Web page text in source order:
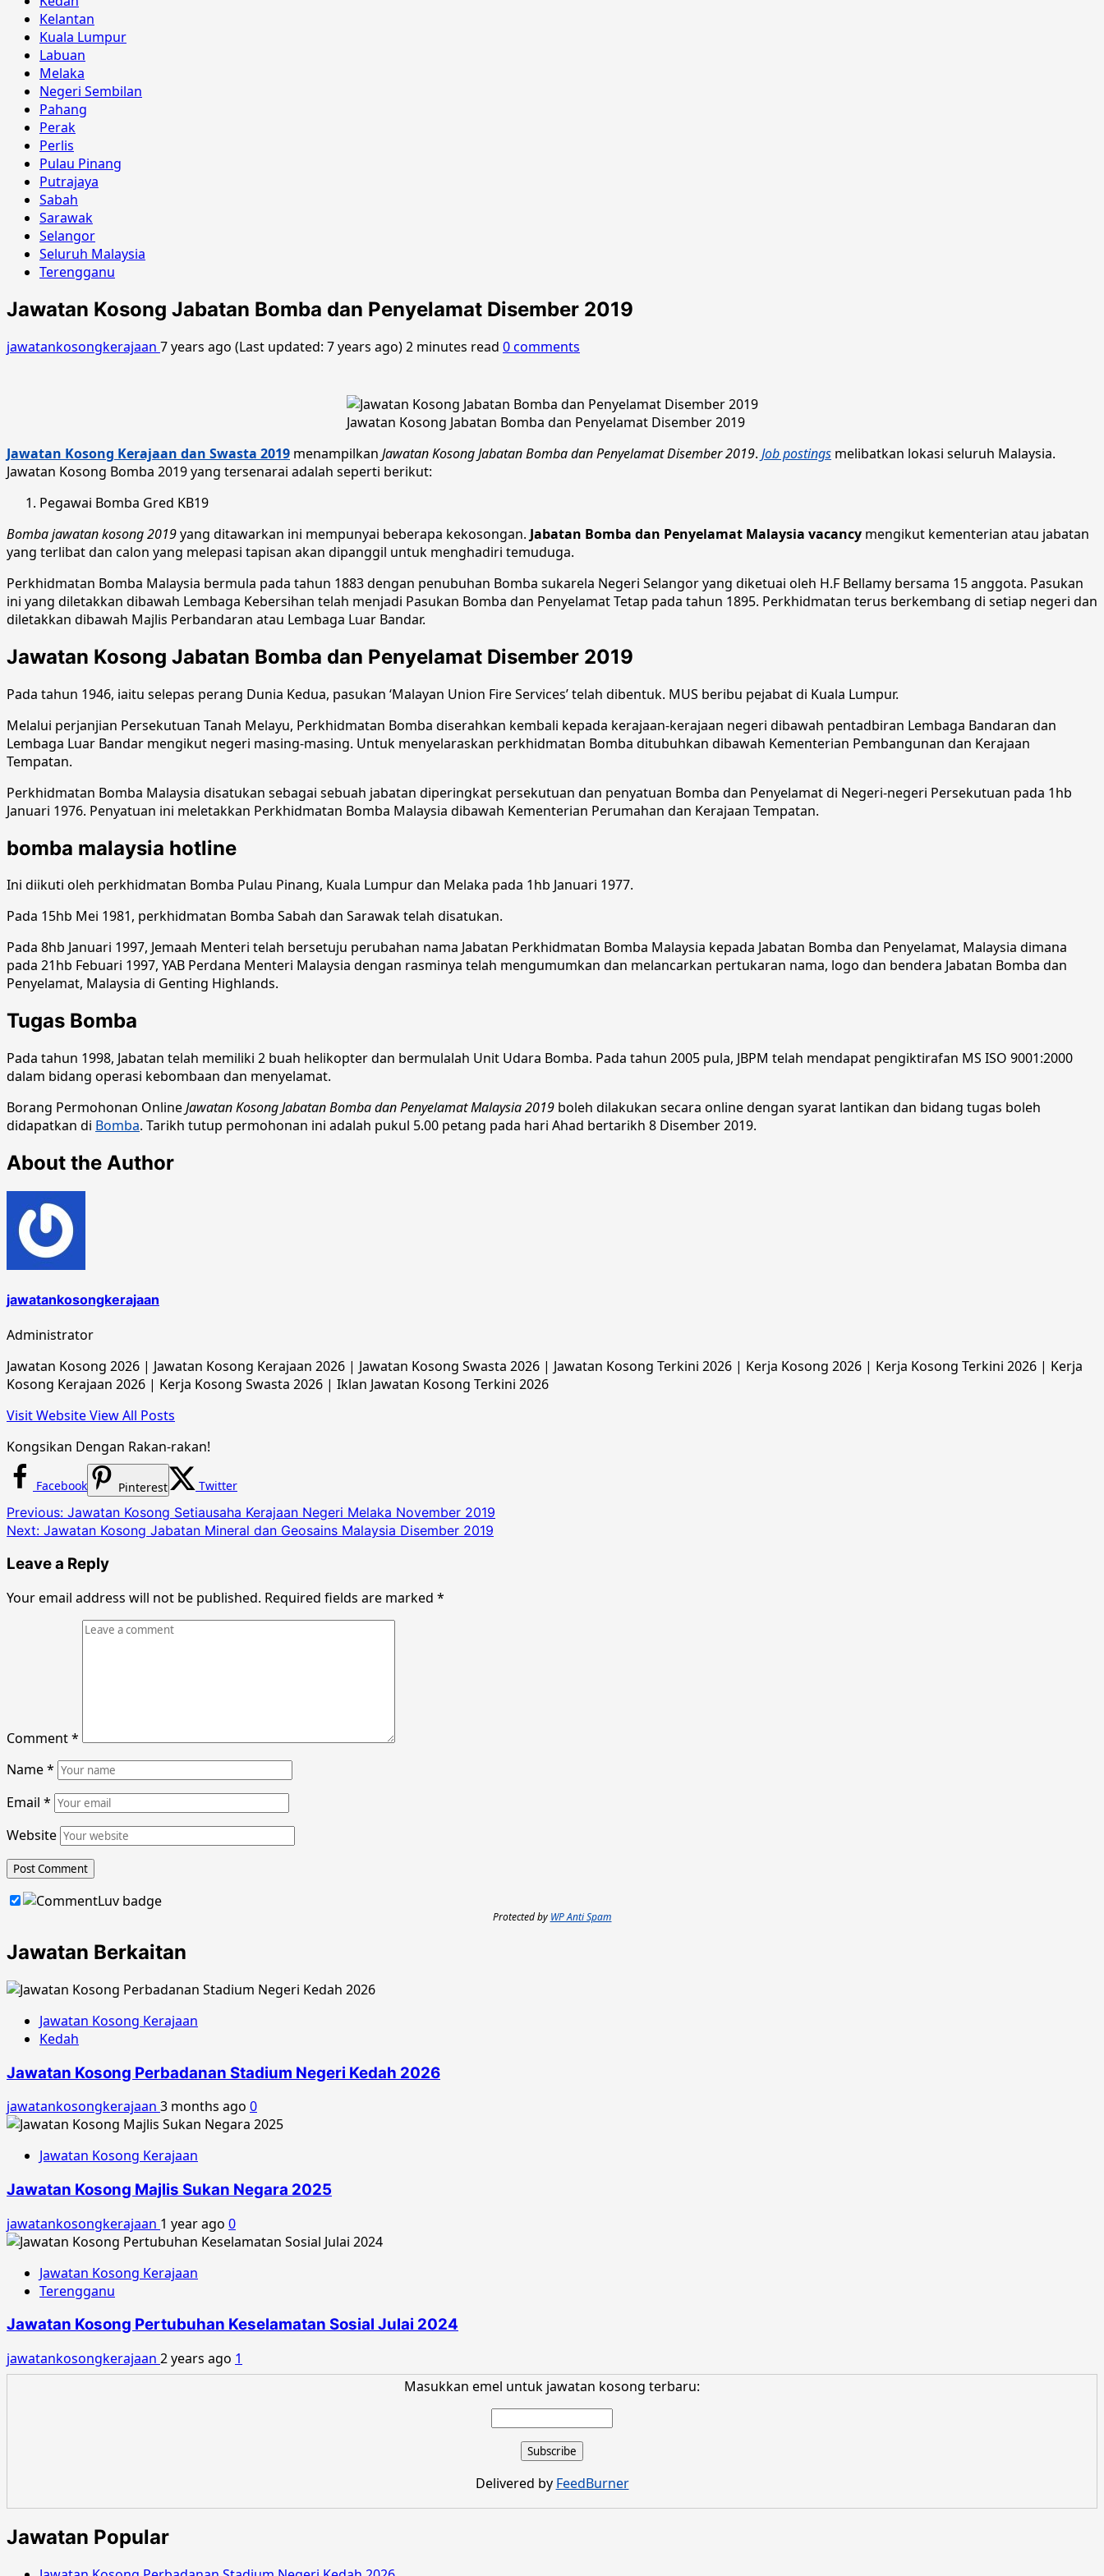
Kelantan
Kuala Lumpur
Labuan
Melaka
Negeri Sembilan
Pahang
Perak
Perlis
Pulau Pinang
Putrajaya
Sabah
Sarawak
Selangor
Seluruh Malaysia
Terengganu
Jawatan Kosong Jabatan Bomba dan Penyelamat Disember 2019
jawatankosongkerajaan 7 years ago (Last updated: 7 years ago)2 minutes read 0 comments
Jawatan Kosong Jabatan Bomba dan Penyelamat Disember 2019
Jawatan Kosong Kerajaan dan Swasta 2019 menampilkan Jawatan Kosong Jabatan Bomba dan Penyelamat Disember 2019. Job postings melibatkan lokasi seluruh Malaysia.
Jawatan Kosong Bomba 2019 yang tersenarai adalah seperti berikut:
Pegawai Bomba Gred KB19
Bomba jawatan kosong 2019yang ditawarkan ini mempunyai beberapa kekosongan. Jabatan Bomba dan Penyelamat Malaysia vacancy mengikut kementerian atau jabatan
yang terlibat dan calon yang melepasi tapisan akan dipanggil untuk menghadiri temuduga.
Perkhidmatan Bomba Malaysia bermula pada tahun 1883 dengan penubuhan Bomba sukarela Negeri Selangor yang diketuai oleh H.F Bellamy bersama 15 anggota. Pasukan
ini yang diletakkan dibawah Lembaga Kebersihan telah menjadi Pasukan Bomba dan Penyelamat Tetap pada tahun 1895. Perkhidmatan terus berkembang di setiap negeri dan
diletakkan dibawah Majlis Perbandaran atau Lembaga Luar Bandar.
Jawatan Kosong Jabatan Bomba dan Penyelamat Disember 2019
Pada tahun 1946, iaitu selepas perang Dunia Kedua, pasukan ‘Malayan Union Fire Services’ telah dibentuk. MUS beribu pejabat di Kuala Lumpur.
Melalui perjanjian Persekutuan Tanah Melayu, Perkhidmatan Bomba diserahkan kembali kepada kerajaan-kerajaan negeri dibawah pentadbiran Lembaga Bandaran dan
Lembaga Luar Bandar mengikut negeri masing-masing. Untuk menyelaraskan perkhidmatan Bomba ditubuhkan dibawah Kementerian Pembangunan dan Kerajaan
Tempatan.
Perkhidmatan Bomba Malaysia disatukan sebagai sebuah jabatan diperingkat persekutuan dan penyatuan Bomba dan Penyelamat di Negeri-negeri Persekutuan pada 1hb
Januari 1976. Penyatuan ini meletakkan Perkhidmatan Bomba Malaysia dibawah Kementerian Perumahan dan Kerajaan Tempatan.
bomba malaysia hotline
Ini diikuti oleh perkhidmatan Bomba Pulau Pinang, Kuala Lumpur dan Melaka pada 1hb Januari 1977.
Pada 15hb Mei 1981, perkhidmatan Bomba Sabah dan Sarawak telah disatukan.
Pada 8hb Januari 1997, Jemaah Menteri telah bersetuju perubahan nama Jabatan Perkhidmatan Bomba Malaysia kepada Jabatan Bomba dan Penyelamat, Malaysia dimana
pada 21hb Febuari 1997, YAB Perdana Menteri Malaysia dengan rasminya telah mengumumkan dan melancarkan pertukaran nama, logo dan bendera Jabatan Bomba dan
Penyelamat, Malaysia di Genting Highlands.
Tugas Bomba
Pada tahun 1998, Jabatan telah memiliki 2 buah helikopter dan bermulalah Unit Udara Bomba. Pada tahun 2005 pula, JBPM telah mendapat pengiktirafan MS ISO 9001:2000
dalam bidang operasi kebombaan dan menyelamat.
Borang Permohonan OnlineJawatan Kosong Jabatan Bomba dan Penyelamat Malaysia 2019 boleh dilakukan secara online dengan syarat lantikan dan bidang tugas boleh
didapatkan di Bomba. Tarikh tutup permohonan ini adalah pukul 5.00 petang pada hari Ahad bertarikh 8 Disember 2019.
About the Author
jawatankosongkerajaan
Administrator
Jawatan Kosong 2026 | Jawatan Kosong Kerajaan 2026 | Jawatan Kosong Swasta 2026 | Jawatan Kosong Terkini 2026 | Kerja Kosong 2026 | Kerja Kosong Terkini 2026 | Kerja
Kosong Kerajaan 2026 | Kerja Kosong Swasta 2026 | Iklan Jawatan Kosong Terkini 2026
Visit WebsiteView All Posts
Kongsikan Dengan Rakan-rakan!
Facebook Pinterest Twitter
Post
navigation
Previous: Jawatan Kosong Setiausaha Kerajaan Negeri Melaka November 2019
Next: Jawatan Kosong Jabatan Mineral dan Geosains Malaysia Disember 2019
Leave a Reply
Your email address will not be published. Required fields are marked *
Comment*
Name*
Email *
Website
Protected by WP Anti Spam
Jawatan Berkaitan
Jawatan Kosong Kerajaan
Kedah
Jawatan Kosong Perbadanan Stadium Negeri Kedah 2026
jawatankosongkerajaan 3 months ago 0
Jawatan Kosong Kerajaan
Jawatan Kosong Majlis Sukan Negara 2025
jawatankosongkerajaan 1 year ago 0
Jawatan Kosong Kerajaan
Terengganu
Jawatan Kosong Pertubuhan Keselamatan Sosial Julai 2024
jawatankosongkerajaan 2 years ago 1
Masukkan emel untuk jawatan kosong terbaru:
Delivered by FeedBurner
Jawatan Popular